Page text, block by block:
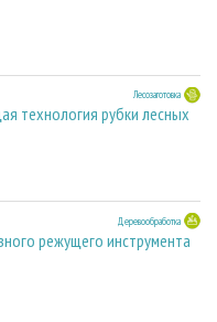
Лесозаготовка
технология рубки лесных
Деревообработка
режущего инструмента